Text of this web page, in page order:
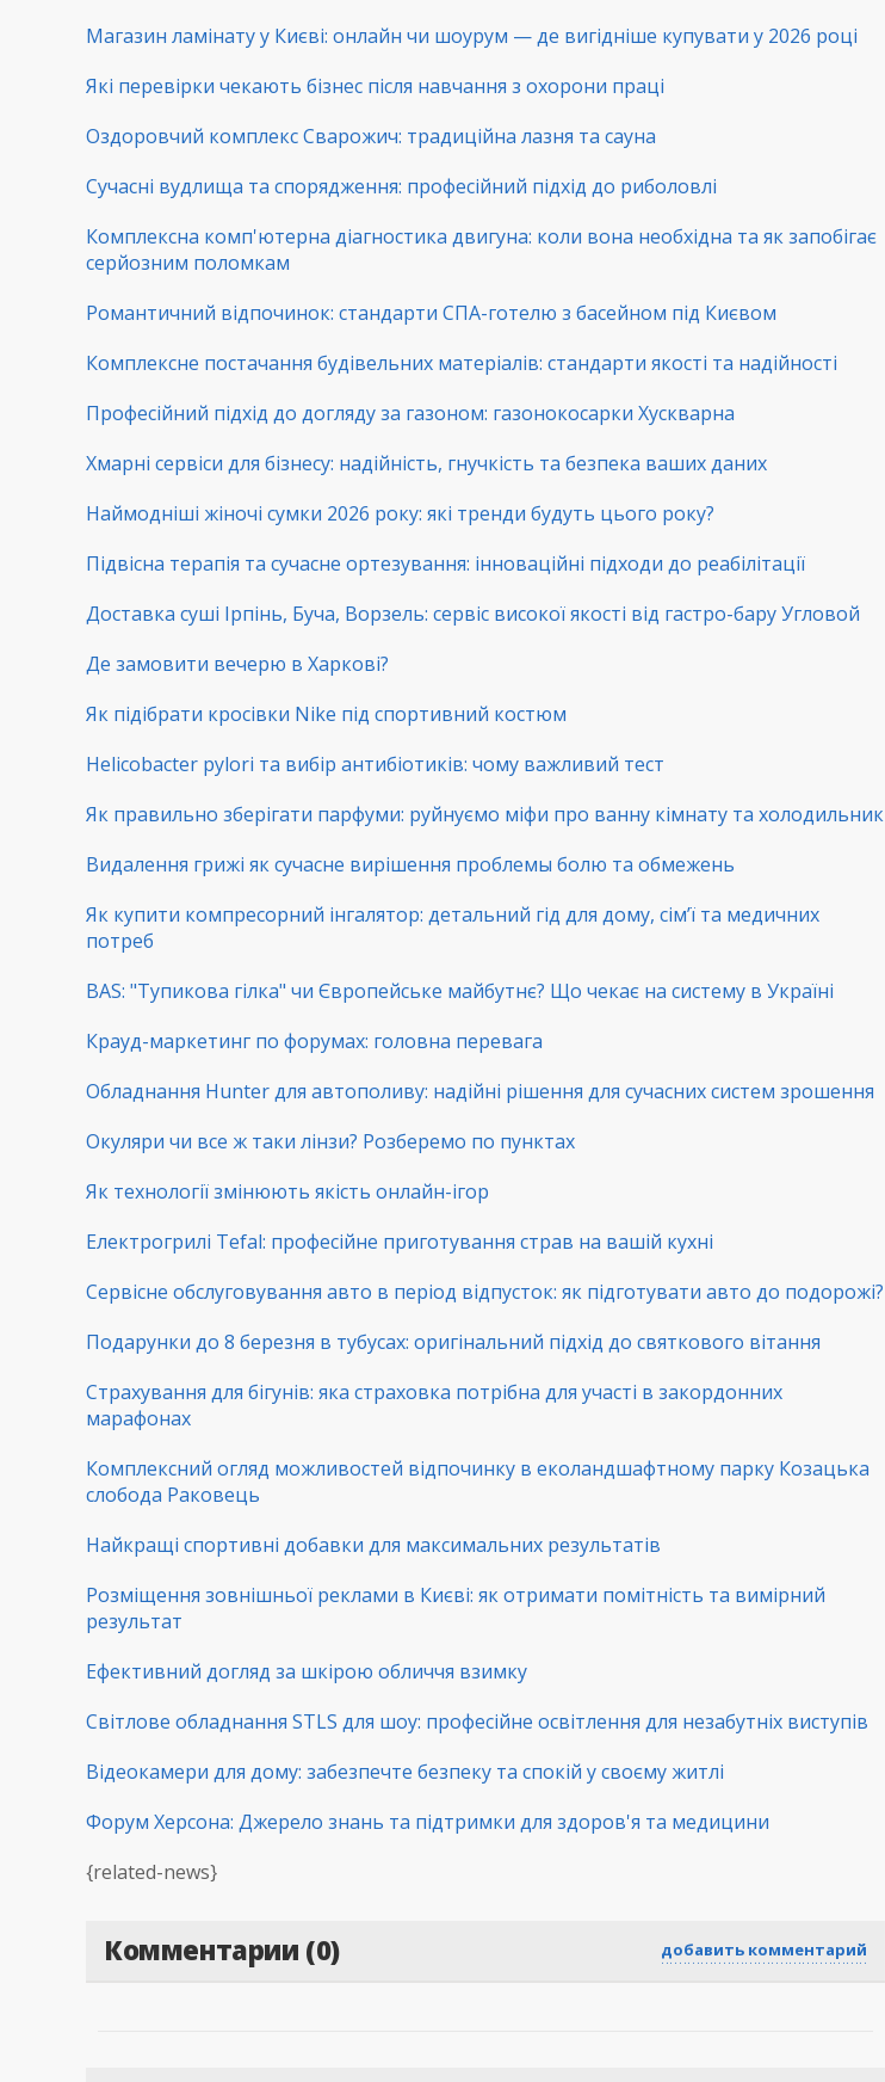
Магазин ламінату у Києві: онлайн чи шоурум — де вигідніше купувати у 2026 році
Які перевірки чекають бізнес після навчання з охорони праці
Оздоровчий комплекс Сварожич: традиційна лазня та сауна
Сучасні вудлища та спорядження: професійний підхід до риболовлі
Комплексна комп'ютерна діагностика двигуна: коли вона необхідна та як запобігає
серйозним поломкам
Романтичний відпочинок: стандарти СПА-готелю з басейном під Києвом
Комплексне постачання будівельних матеріалів: стандарти якості та надійності
Професійний підхід до догляду за газоном: газонокосарки Хускварна
Хмарні сервіси для бізнесу: надійність, гнучкість та безпека ваших даних
Наймодніші жіночі сумки 2026 року: які тренди будуть цього року?
Підвісна терапія та сучасне ортезування: інноваційні підходи до реабілітації
Доставка суші Ірпінь, Буча, Ворзель: сервіс високої якості від гастро-бару Угловой
Де замовити вечерю в Харкові?
Як підібрати кросівки Nike під спортивний костюм
Helicobacter pylori та вибір антибіотиків: чому важливий тест
Як правильно зберігати парфуми: руйнуємо міфи про ванну кімнату та холодильник
Видалення грижі як сучасне вирішення проблемы болю та обмежень
Як купити компресорний інгалятор: детальний гід для дому, сім’ї та медичних
потреб
BAS: "Тупикова гілка" чи Європейське майбутнє? Що чекає на систему в Україні
Крауд-маркетинг по форумах: головна перевага
Обладнання Hunter для автополиву: надійні рішення для сучасних систем зрошення
Окуляри чи все ж таки лінзи? Розберемо по пунктах
Як технології змінюють якість онлайн-ігор
Електрогрилі Tefal: професійне приготування страв на вашій кухні
Сервісне обслуговування авто в період відпусток: як підготувати авто до подорожі?
Подарунки до 8 березня в тубусах: оригінальний підхід до святкового вітання
Страхування для бігунів: яка страховка потрібна для участі в закордонних
марафонах
Комплексний огляд можливостей відпочинку в еколандшафтному парку Козацька
слобода Раковець
Найкращі спортивні добавки для максимальних результатів
Розміщення зовнішньої реклами в Києві: як отримати помітність та вимірний
результат
Ефективний догляд за шкірою обличчя взимку
Світлове обладнання STLS для шоу: професійне освітлення для незабутніх виступів
Відеокамери для дому: забезпечте безпеку та спокій у своєму житлі
Форум Херсона: Джерело знань та підтримки для здоров'я та медицини
{related-news}
Комментарии (0) добавить комментарий